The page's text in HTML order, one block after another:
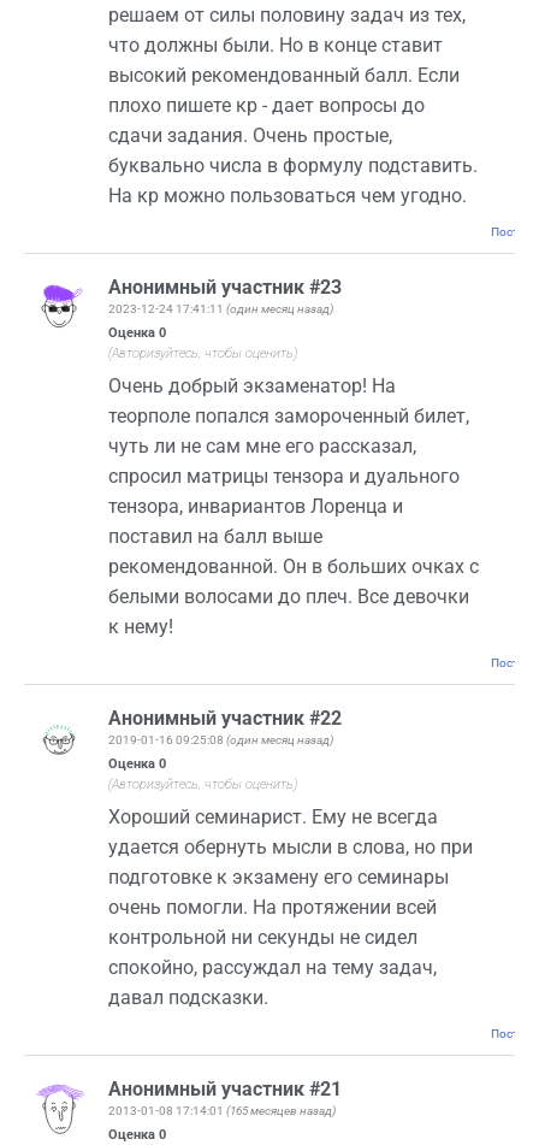
решаем от силы половину задач из тех,
что должны были. Но в конце ставит
высокий рекомендованный балл. Если
плохо пишете кр - дает вопросы до
сдачи задания. Очень простые,
буквально числа в формулу подставить.
На кр можно пользоваться чем угодно.
Анонимный участник #23
2023-12-24 17:41:11 (один месяц назад)
Оценка 0
(Авторизуйтесь, чтобы оценить)
Очень добрый экзаменатор! На
теорполе попался замороченный билет,
чуть ли не сам мне его рассказал,
спросил матрицы тензора и дуального
тензора, инвариантов Лоренца и
поставил на балл выше
рекомендованной. Он в больших очках с
белыми волосами до плеч. Все девочки
к нему!
Анонимный участник #22
2019-01-16 09:25:08 (один месяц назад)
Оценка 0
(Авторизуйтесь, чтобы оценить)
Хороший семинарист. Ему не всегда
удается обернуть мысли в слова, но при
подготовке к экзамену его семинары
очень помогли. На протяжении всей
контрольной ни секунды не сидел
спокойно, рассуждал на тему задач,
давал подсказки.
Анонимный участник #21
2013-01-08 17:14:01 (165 месяцев назад)
Оценка 0